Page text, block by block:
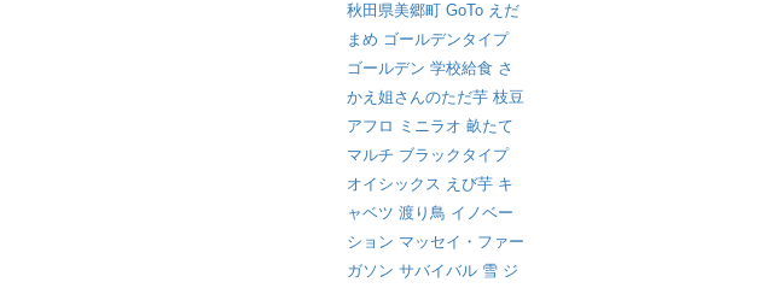
秋田県美郷町 GoTo えだ
まめ ゴールデンタイプ
ゴールデン 学校給食 さ
かえ姐さんのただ芋 枝豆
アフロ ミニラオ 畝たて
マルチ ブラックタイプ
オイシックス えび芋 キ
ャベツ 渡り鳥 イノベー
ション マッセイ・ファー
ガソン サバイバル 雪 ジ